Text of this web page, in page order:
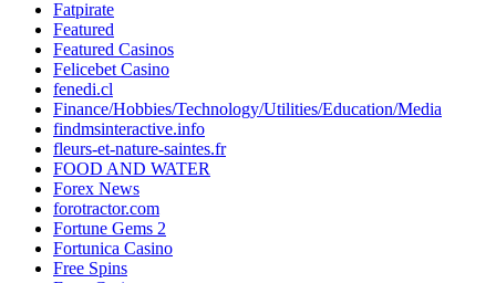
Fatpirate
Featured
Featured Casinos
Felicebet Casino
fenedi.cl
Finance/Hobbies/Technology/Utilities/Education/Media
findmsinteractive.info
fleurs-et-nature-saintes.fr
FOOD AND WATER
Forex News
forotractor.com
Fortune Gems 2
Fortunica Casino
Free Spins